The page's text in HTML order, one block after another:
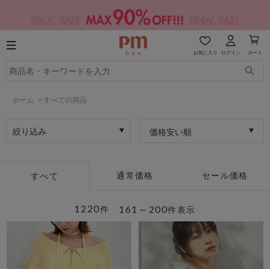
お気に入り ログイン カート
ホーム > すべての商品
絞り込み 価格安い順
すべて 通常価格 セール価格
161～200件表示
1220件